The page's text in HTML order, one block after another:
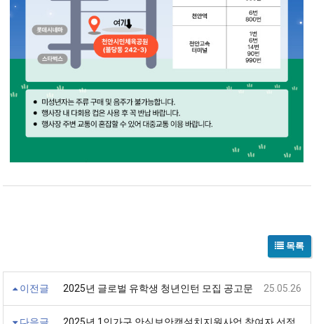
목록
이전글 2025년 글로벌 유학생 청년인턴 모집 공고문 25.05.26